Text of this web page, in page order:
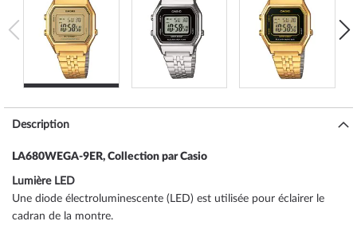
Description
LA680WEGA-9ER, Collection par Casio
Lumière LED
Une diode électroluminescente (LED) est utilisée pour éclairer le
cadran de la montre.